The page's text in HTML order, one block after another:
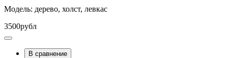
Модель: дерево, холст, левкас
3500рубл
В сравнение